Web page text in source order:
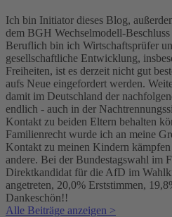
Ich bin Initiator dieses Blog,
dem BGH Wechselmodell-
Beruflich bin ich Wirtschaftsprüfer
gesellschaftliche Entwicklung,
Freiheiten, ist es derzeit nicht gut
aufs Neue eingefordert werden.
damit im Deutschland der
endlich - auch in der
Kontakt zu beiden Eltern behalten
Familienrecht wurde ich an meine
Kontakt zu meinen Kindern
andere. Bei der Bundestagswahl im
Direktkandidat für die AfD im
angetreten, 20,0% Erststimmen,
Dankeschön!!
Alle Beiträge anzeigen >